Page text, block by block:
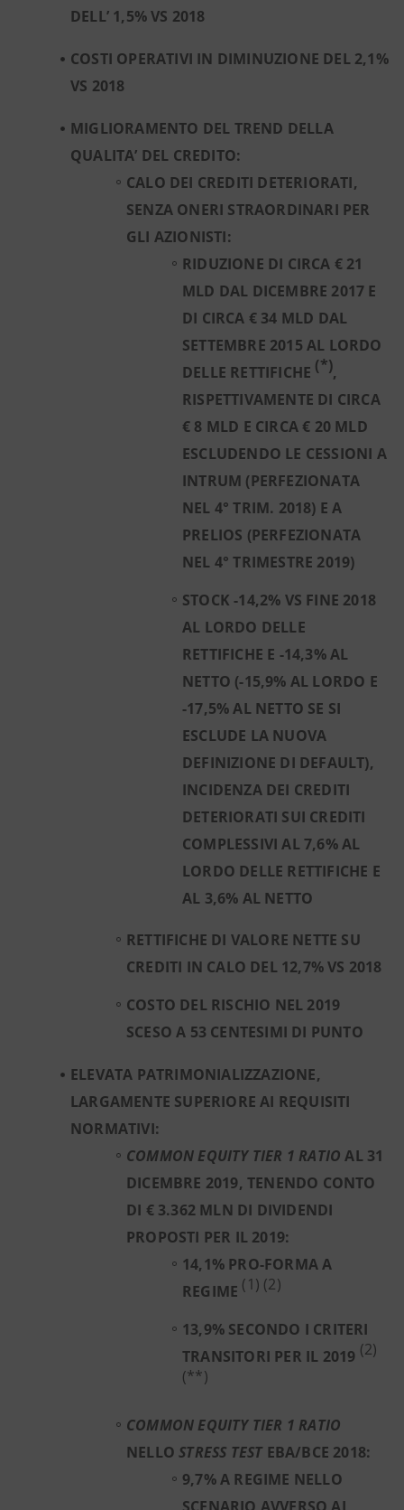
DELL’ 1,5% VS 2018
COSTI OPERATIVI IN DIMINUZIONE DEL 2,1%
VS 2018
MIGLIORAMENTO DEL TREND DELLA
QUALITA’ DEL CREDITO:
CALO DEI CREDITI DETERIORATI,
SENZA ONERI STRAORDINARI PER
GLI AZIONISTI:
RIDUZIONE DI CIRCA € 21
MLD DAL DICEMBRE 2017 E
DI CIRCA € 34 MLD DAL
SETTEMBRE 2015 AL LORDO
DELLE RETTIFICHE (*),
RISPETTIVAMENTE DI CIRCA
€ 8 MLD E CIRCA € 20 MLD
ESCLUDENDO LE CESSIONI A
INTRUM (PERFEZIONATA
NEL 4° TRIM. 2018) E A
PRELIOS (PERFEZIONATA
NEL 4° TRIMESTRE 2019)
STOCK -14,2% VS FINE 2018
AL LORDO DELLE
RETTIFICHE E -14,3% AL
NETTO (-15,9% AL LORDO E
-17,5% AL NETTO SE SI
ESCLUDE LA NUOVA
DEFINIZIONE DI DEFAULT),
INCIDENZA DEI CREDITI
DETERIORATI SUI CREDITI
COMPLESSIVI AL 7,6% AL
LORDO DELLE RETTIFICHE E
AL 3,6% AL NETTO
RETTIFICHE DI VALORE NETTE SU
CREDITI IN CALO DEL 12,7% VS 2018
COSTO DEL RISCHIO NEL 2019
SCESO A 53 CENTESIMI DI PUNTO
ELEVATA PATRIMONIALIZZAZIONE,
LARGAMENTE SUPERIORE AI REQUISITI
NORMATIVI:
COMMON EQUITY TIER 1 RATIOAL 31
DICEMBRE 2019, TENENDO CONTO
DI € 3.362 MLN DI DIVIDENDI
PROPOSTI PER IL 2019:
14,1% PRO-FORMA A
REGIME (1) (2)
13,9% SECONDO I CRITERI
TRANSITORI PER IL 2019 (2)
(**)
COMMON EQUITY TIER 1 RATIO
NELLO STRESS TEST EBA/BCE 2018:
9,7% A REGIME NELLO